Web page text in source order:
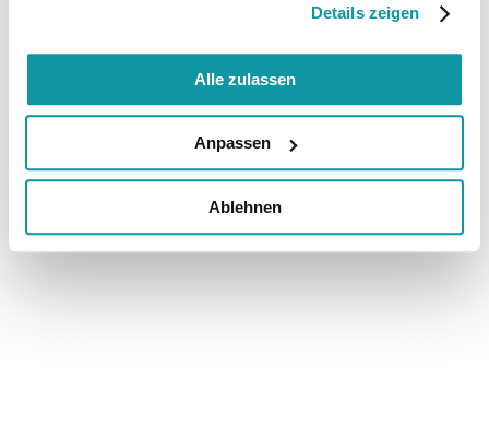
Details zeigen
Alle zulassen
Anpassen
Ablehnen